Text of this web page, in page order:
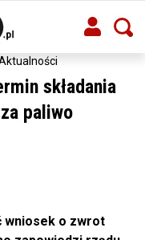
składania
paliwo
wniosek o zwrot